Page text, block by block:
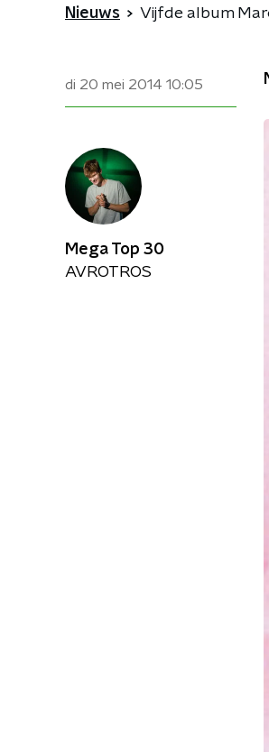
Nieuws Vijfde album
di 20 mei 2014 10:05
Mega Top 30
AVROTROS